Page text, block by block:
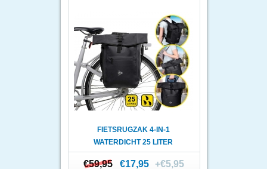
FIETSRUGZAK 4-IN-1
WATERDICHT 25 LITER
€59,95
€59,95 €17,95 +€5,95